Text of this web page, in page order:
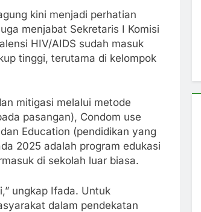
kini menjadi perhatian
menjabat Sekretaris I Komisi
HIV/AIDS sudah masuk
tinggi, terutama di kelompok
mitigasi melalui metode
pasangan), Condom use
Education (pendidikan yang
2025 adalah program edukasi
di sekolah luar biasa.
ungkap Ifada. Untuk
dalam pendekatan